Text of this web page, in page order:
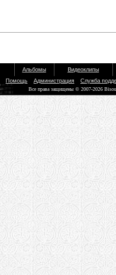
Альбомы
Видеоклипы
Помощь Администрация Служба
Все права защищены © 2007-2026